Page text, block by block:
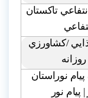
تاکستان
/کشاورزي
نوراستان
نور